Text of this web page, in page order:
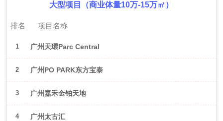
大型项目（商业体量10万-15万㎡）
排名 项目名称
1 广州天環Parc Central
2 广州PO PARK东方宝泰
3 广州嘉禾金铂天地
4 广州太古汇